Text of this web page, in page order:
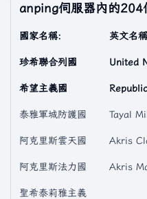
anping伺服器內的204
國家名稱: 英文名
珍希聯合列國 United
希望主義國
泰雅軍城防護國 Tayal
阿克里斯雲天國 Akris
阿克里斯法力國 Akris
聖希泰莉雅主義